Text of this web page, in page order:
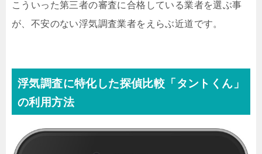
こういった第三者の審査に合格している業者を選ぶ事
が、不安のない浮気調査業者をえらぶ近道です。
浮気調査に特化した探偵比較「タントくん」
の利用方法